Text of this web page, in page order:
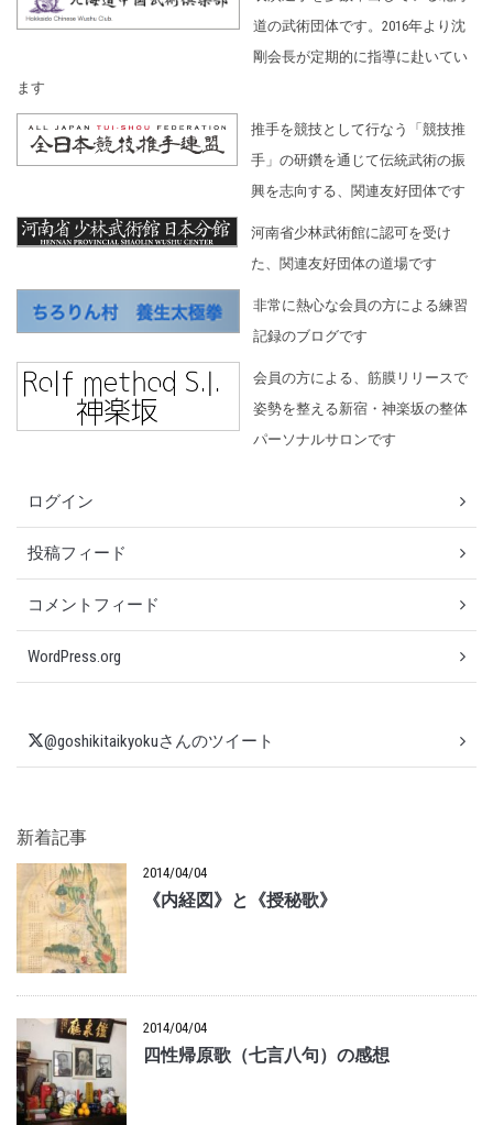
道の武術団体です。2016年より沈
剛会長が定期的に指導に赴いてい
ます
推手を競技として行なう「競技推
手」の研鑽を通じて伝統武術の振
興を志向する、関連友好団体です
河南省少林武術館に認可を受け
た、関連友好団体の道場です
非常に熱心な会員の方による練習
記録のブログです
会員の方による、筋膜リリースで
姿勢を整える新宿・神楽坂の整体
パーソナルサロンです
ログイン
投稿フィード
コメントフィード
WordPress.org
@goshikitaikyokuさんのツイート
新着記事
2014/04/04
《内経図》と《授秘歌》
2014/04/04
四性帰原歌（七言八句）の感想